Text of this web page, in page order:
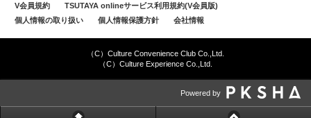
V会員規約
TSUTAYA onlineサービス利用規約(V会員版)
個人情報の取り扱い
個人情報保護方針 会社情報
（C）Culture Convenience Club Co.,Ltd.
（C）Culture Experience Co.,Ltd.
Powered by